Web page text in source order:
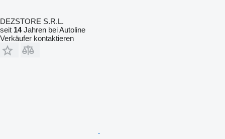
DEZSTORE S.R.L.
seit 14Jahren bei Autoline
Verkäufer kontaktieren